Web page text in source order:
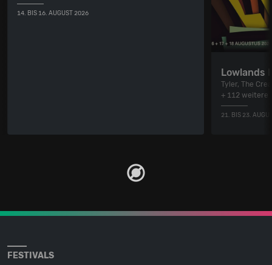
14. BIS 16. AUGUST 2026
Lowlands
Tyler, The
+ 112 weitere
21. BIS 23.
FESTIVALS